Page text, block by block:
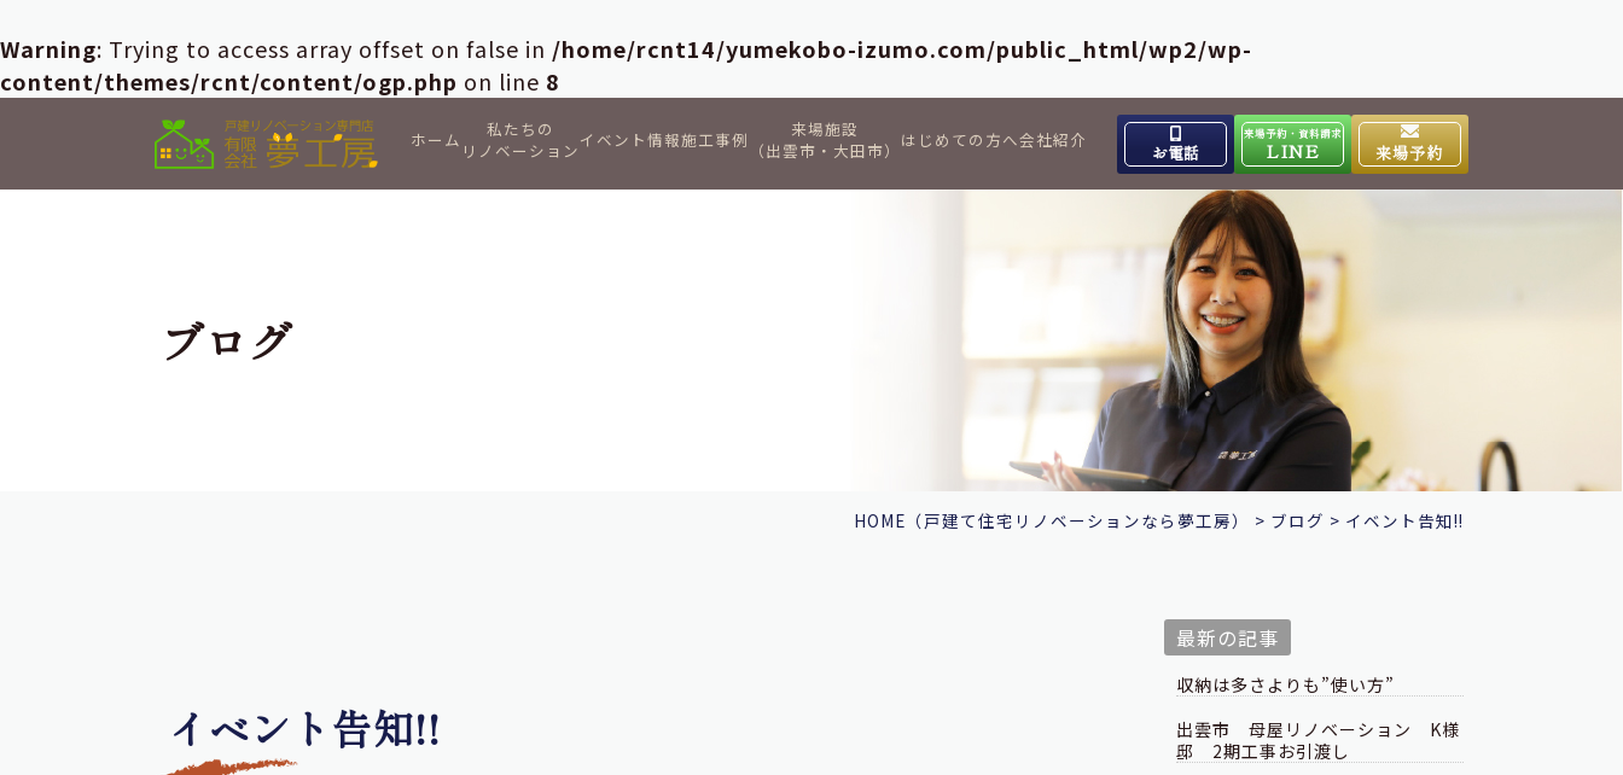
Warning: Trying to access array offset on false in /home/rcnt14/yumekobo-izumo.com/public_html/wp2/wp-
content/themes/rcnt/content/ogp.php on line 8
ホーム
私たちの
リノベーションイベント情報施工事例
来場施設
（出雲市・大田市） はじめての方へ会社紹介
お電話
出雲高岡体感ギャラリー
0853-31-4133
9:00～17:00
水曜日
大田ショールーム
0854-86-8640
9:00～17:00
定休日 日曜日
来場予約・資料請求
LINE 来場予約
ブログ
HOME （戸建て住宅リノベーションなら夢工房） > ブログ > イベント告知!!
イベント告知!!
最新の記事
収納は多さよりも”使い方”
出雲市 母屋リノベーション K様
邸 2期工事お引渡し